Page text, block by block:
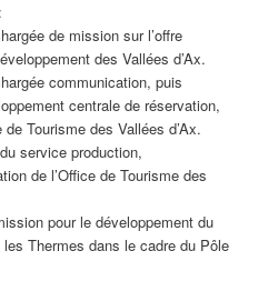
de mission sur l’offre
des Vallées d’Ax.
communication, puis
centrale de réservation,
Tourisme des Vallées d’Ax.
service production,
de l’Office de Tourisme des
pour le développement du
Thermes dans le cadre du Pôle